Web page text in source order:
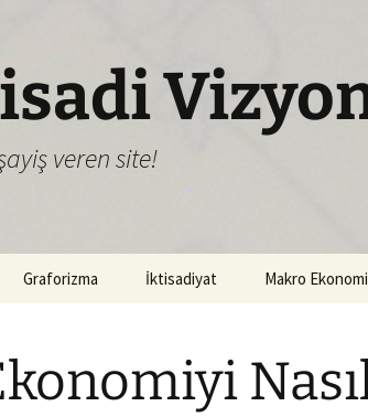
veren site!
Graforizma İktisadiyat Makro Ekonomi